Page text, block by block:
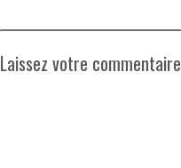
Laissez votre commentaire